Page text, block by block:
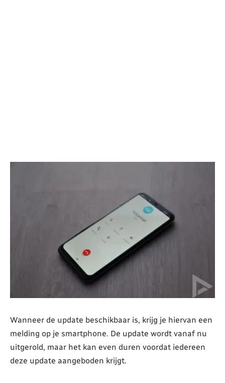
Wanneer de update beschikbaar is, krijg je hiervan een
melding op je smartphone. De update wordt vanaf nu
uitgerold, maar het kan even duren voordat iedereen
deze update aangeboden krijgt.